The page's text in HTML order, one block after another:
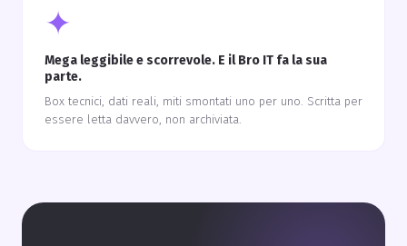
✦
Mega leggibile e scorrevole. E il Bro IT fa la sua
parte.
Box tecnici, dati reali, miti smontati uno per uno. Scritta per
essere letta davvero, non archiviata.